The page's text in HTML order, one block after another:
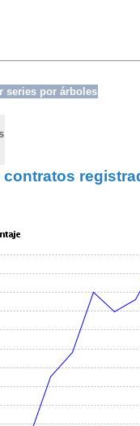
series por árboles
contratos